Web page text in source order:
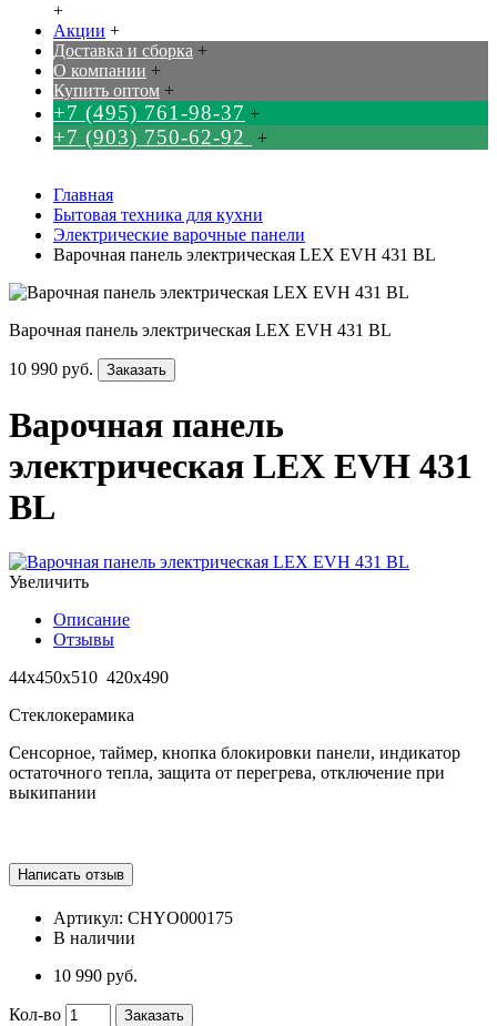
+
Акции +
Доставка и сборка +
О компании +
Купить оптом +
+7 (495) 761-98-37 +
+7 (903) 750-62-92 +
Главная
Бытовая техника для кухни
Электрические варочные панели
Варочная панель электрическая LEX EVH 431 BL
Варочная панель электрическая LEX EVH 431 BL
10 990 руб. Заказать
Варочная панель
электрическая LEX EVH 431
BL
Увеличить
Описание
Отзывы
44х450х510 420х490
Стеклокерамика
Сенсорное, таймер, кнопка блокировки панели, индикатор
остаточного тепла, защита от перегрева, отключение при
выкипании
Артикул: CHYO000175
В наличии
10 990 руб.
Кол-во Заказать